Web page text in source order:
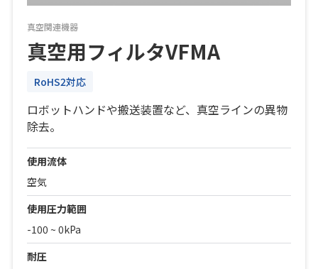
真空関連機器
真空用フィルタVFMA
RoHS2対応
ロボットハンドや搬送装置など、真空ラインの異物
除去。
使用流体
空気
使用圧力範囲
-100 ~ 0kPa
耐圧